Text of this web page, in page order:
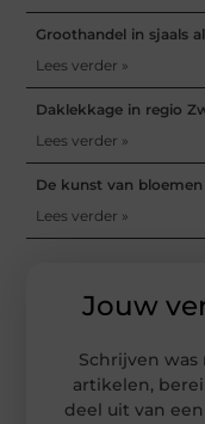
Groothandel in sjaals
Lees verder »
Daklekkage in regio
Lees verder »
De kunst van
Lees verder »
Jouw
Schrijven was
artikelen,
deel uit van